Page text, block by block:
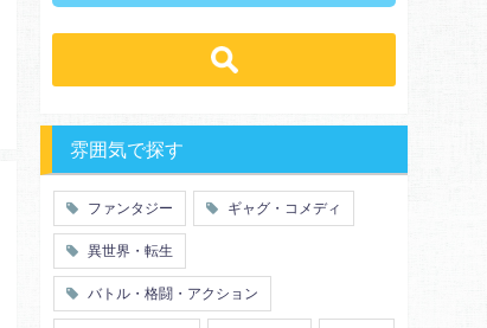
バトル・格闘・アクション
職業
働く女子
特殊能力
百合
ドロ沼
萌え系
青春
仲間
幼なじみ
オタク
ツンデレ
心理戦
アラサー
嫁・姑
雰囲気で探す
ファンタジー ギャグ・コメディ
異世界・転生
バトル・格闘・アクション